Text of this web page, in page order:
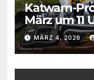
Katwarn-
März um 11
MÄRZ 4, 2026